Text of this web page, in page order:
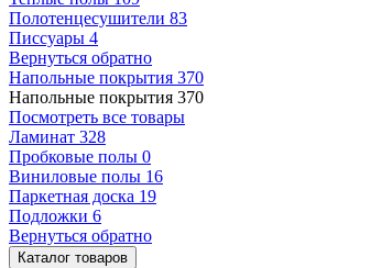
Полотенцесушители 83
Писсуары 4
Вернуться обратно
Напольные покрытия 370
Напольные покрытия 370
Посмотреть все товары
Ламинат 328
Пробковые полы 0
Виниловые полы 16
Паркетная доска 19
Подложки 6
Вернуться обратно
Каталог товаров